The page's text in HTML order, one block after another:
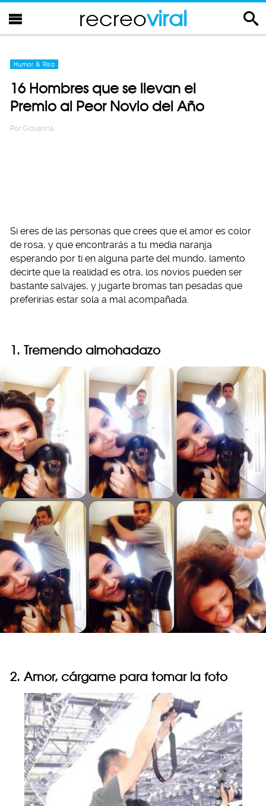
recreoviral
Humor & Risa
16 Hombres que se llevan el
Premio al Peor Novio del Año
Por Giovanna
Si eres de las personas que crees que el amor es color
de rosa, y que encontrarás a tu media naranja
esperando por ti en alguna parte del mundo, lamento
decirte que la realidad es otra, los novios pueden ser
bastante salvajes, y jugarte bromas tan pesadas que
preferirías estar sola a mal acompañada.
1. Tremendo almohadazo
2. Amor, cárgame para tomar la foto